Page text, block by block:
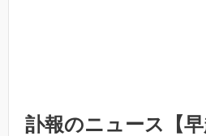
訃報のニュース【早